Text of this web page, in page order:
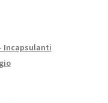
Incapsulanti